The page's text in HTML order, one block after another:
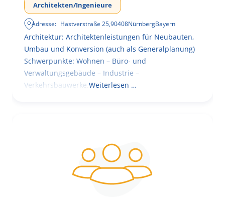
Architekten/Ingenieure
Adresse: Hastverstraße 25,90408NürnbergBayern
Architektur: Architektenleistungen für Neubauten,
Umbau und Konversion (auch als Generalplanung)
Schwerpunkte: Wohnen – Büro- und
Verwaltungsgebäude – Industrie –
Verkehrsbauwerke. Weiterlesen …